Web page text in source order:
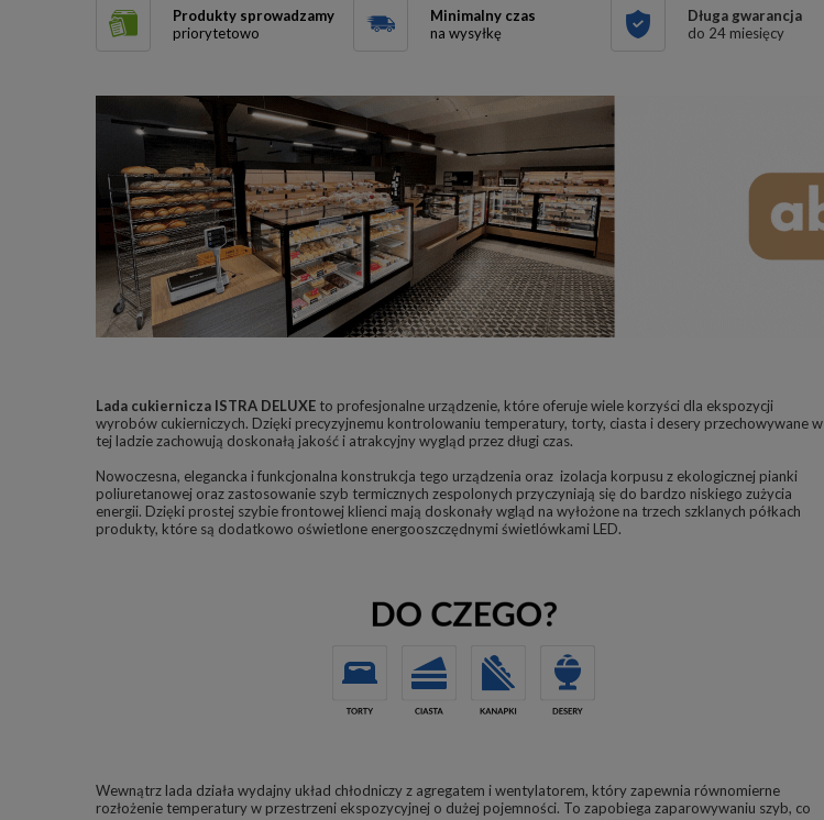
Produkty sprowadzamy
priorytetowo
Minimalny czas
na wysyłkę
Długa gwarancja
do 24 miesięcy
Lada cukiernicza ISTRA DELUXE to profesjonalne urządzenie, które oferuje wiele korzyści dla ekspozycji
wyrobów cukierniczych. Dzięki precyzyjnemu kontrolowaniu temperatury, torty, ciasta i desery przechowywane w
tej ladzie zachowują doskonałą jakość i atrakcyjny wygląd przez długi czas.
Nowoczesna, elegancka i funkcjonalna konstrukcja tego urządzenia oraz izolacja korpusu z ekologicznej pianki
poliuretanowej oraz zastosowanie szyb termicznych zespolonych przyczyniają się do bardzo niskiego zużycia
energii. Dzięki prostej szybie frontowej klienci mają doskonały wgląd na wyłożone na trzech szklanych półkach
produkty, które są dodatkowo oświetlone energooszczędnymi świetlówkami LED.
Wewnątrz lada działa wydajny układ chłodniczy z agregatem i wentylatorem, który zapewnia równomierne
rozłożenie temperatury w przestrzeni ekspozycyjnej o dużej pojemności. To zapobiega zaparowywaniu szyb, co